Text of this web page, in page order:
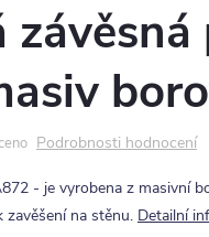
Podrobnosti hodnocení
- je vyrobena z masivní
zavěšení na stěnu. Detailní